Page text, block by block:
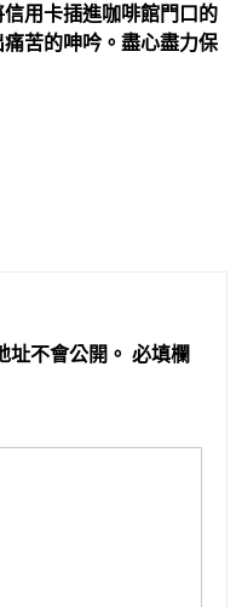
用卡插進咖啡館門口的
苦的呻吟。盡心盡力保
址不會公開。 必填欄